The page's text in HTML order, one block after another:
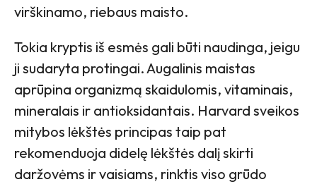
virškinamo, riebaus maisto.
Tokia kryptis iš esmės gali būti naudinga, jeigu
ji sudaryta protingai. Augalinis maistas
aprūpina organizmą skaidulomis, vitaminais,
mineralais ir antioksidantais. Harvard sveikos
mitybos lėkštės principas taip pat
rekomenduoja didelę lėkštės dalį skirti
daržovėms ir vaisiams, rinktis viso grūdo